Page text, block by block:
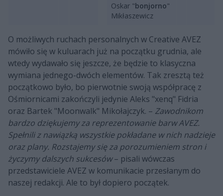
Oskar "bonjorno"
Mikłaszewicz
O możliwych ruchach personalnych w Creative AVEZ
mówiło się w kuluarach już na początku grudnia, ale
wtedy wydawało się jeszcze, że będzie to klasyczna
wymiana jednego-dwóch elementów. Tak zresztą też
początkowo było, bo pierwotnie swoją współpracę z
Ośmiornicami zakończyli jedynie Aleks "xenq" Fidria
oraz Bartek "Moonwalk" Mikołajczyk. – Zawodnikom
bardzo dziękujemy za reprezentowanie barw AVEZ.
Spełnili z nawiązką wszystkie pokładane w nich nadzieje
oraz plany. Rozstajemy się za porozumieniem stron i
życzymy dalszych sukcesów– pisali wówczas
przedstawiciele AVEZ w komunikacie przesłanym do
naszej redakcji. Ale to był dopiero początek.